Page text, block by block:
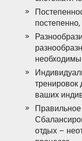
тренировок
ваших
отдых –